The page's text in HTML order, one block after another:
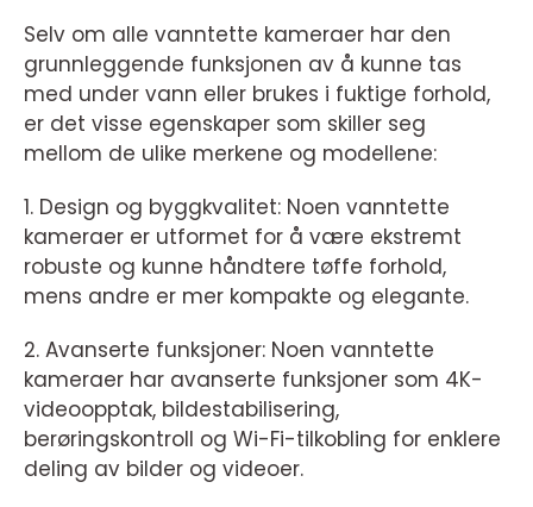
Selv om alle vanntette kameraer har den
grunnleggende funksjonen av å kunne tas
med under vann eller brukes i fuktige forhold,
er det visse egenskaper som skiller seg
mellom de ulike merkene og modellene:
1. Design og byggkvalitet: Noen vanntette
kameraer er utformet for å være ekstremt
robuste og kunne håndtere tøffe forhold,
mens andre er mer kompakte og elegante.
2. Avanserte funksjoner: Noen vanntette
kameraer har avanserte funksjoner som 4K-
videoopptak, bildestabilisering,
berøringskontroll og Wi-Fi-tilkobling for enklere
deling av bilder og videoer.